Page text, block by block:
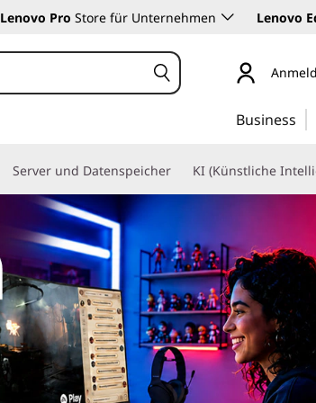
Lenovo Pro Store für Unternehmen Lenovo
Business
Server und Datenspeicher KI (Künstliche